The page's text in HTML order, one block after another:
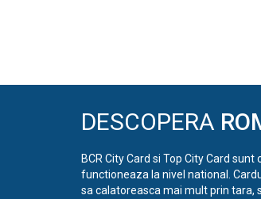
DESCOPERA
BCR City Card si Top City Card
functioneaza la nivel national.
sa calatoreasca mai mult prin tara,